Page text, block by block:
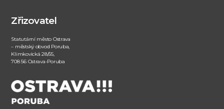
Zřizovatel
Statutární město Ostrava
– městský obvod Poruba,
Klimkovická 28/55,
708 56 Ostrava-Poruba